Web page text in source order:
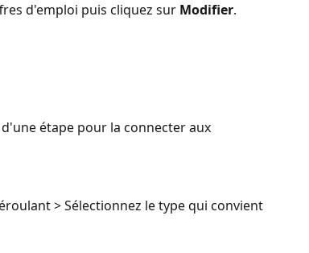
d'emploi puis cliquez sur Modifier.
étape pour la connecter aux
> Sélectionnez le type qui convient